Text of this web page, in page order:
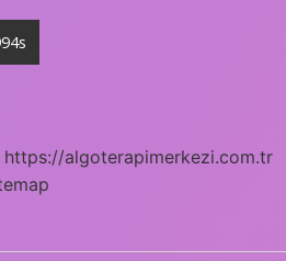
https://algoterapimerkezi.com.tr